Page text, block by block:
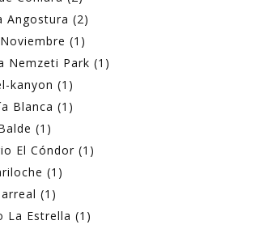
Angostura (2)
(1)
Nemzeti Park (1)
kanyon (1)
Blanca (1)
(1)
El Cóndor (1)
(1)
(1)
La Estrella (1)